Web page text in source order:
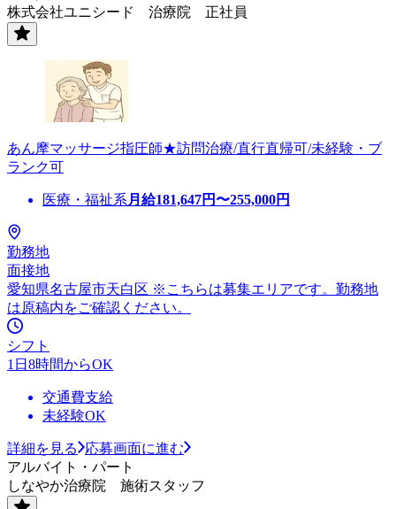
株式会社ユニシード 治療院 正社員
あん摩マッサージ指圧師★訪問治療/直行直帰可/未経験・ブ
ランク可
医療・福祉系 月給181,647円〜255,000円
勤務地
面接地
愛知県名古屋市天白区 ※こちらは募集エリアです。勤務地
は原稿内をご確認ください。
シフト
1日8時間からOK
交通費支給
未経験OK
詳細を見る
応募画面に進む
アルバイト・パート
しなやか治療院 施術スタッフ